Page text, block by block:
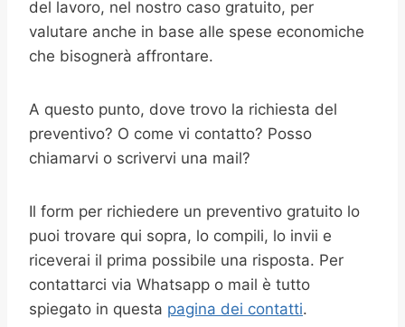
del lavoro, nel nostro caso gratuito, per
valutare anche in base alle spese economiche
che bisognerà affrontare.
A questo punto, dove trovo la richiesta del
preventivo? O come vi contatto? Posso
chiamarvi o scrivervi una mail?
Il form per richiedere un preventivo gratuito lo
puoi trovare qui sopra, lo compili, lo invii e
riceverai il prima possibile una risposta. Per
contattarci via Whatsapp o mail è tutto
spiegato in questa pagina dei contatti.